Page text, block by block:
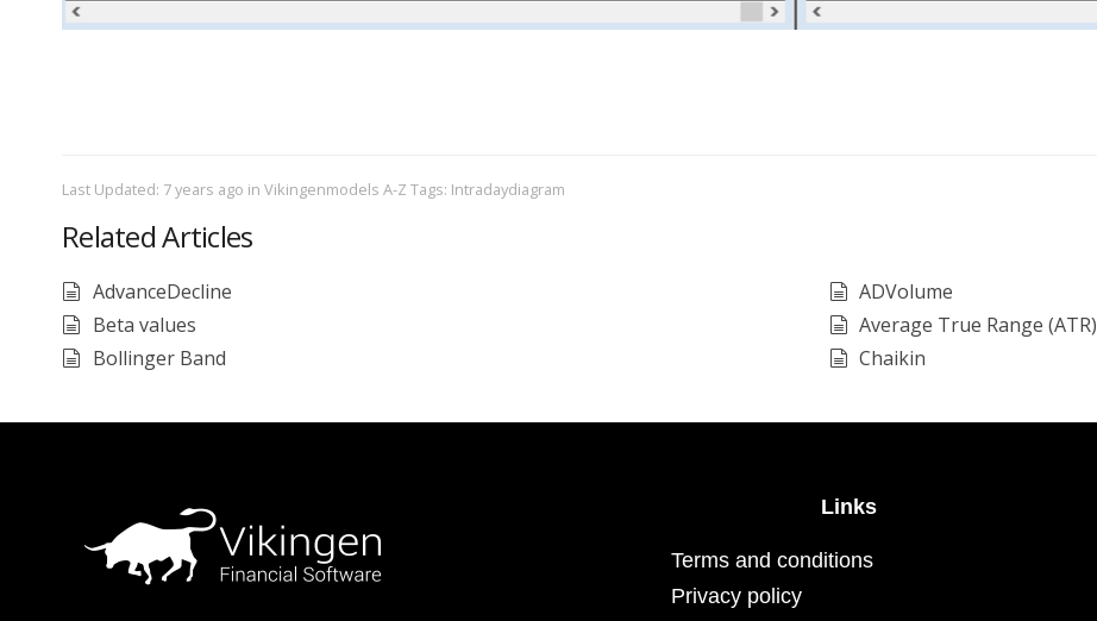
Last Updated: 7 years ago in Vikingenmodels A-Z Tags: Intradaydiagram
Related Articles
AdvanceDecline
ADVolume
Beta values
Average True Range (ATR)
Bollinger Band
Chaikin
Links
Terms and conditions
Privacy policy